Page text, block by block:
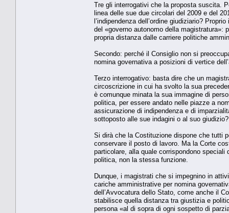
Tre gli interrogativi che la proposta suscita.
linea delle sue due circolari del 2009 e del
l’indipendenza dell’ordine giudiziario?
del «governo autonomo della magistratura»:
propria distanza dalle carriere politiche
Secondo: perché il Consiglio non si
nomina governativa a posizioni di vertice
Terzo interrogativo: basta dire che un
circoscrizione in cui ha svolto la sua
è comunque minata la sua immagine di
politica, per essere andato nelle piazze a
assicurazione di indipendenza e di
sottoposto alle sue indagini o al suo giudizio?
Si dirà che la Costituzione dispone che tutti
conservare il posto di lavoro. Ma la Corte
particolare, alla quale corrispondono
politica, non la stessa funzione.
Dunque, i magistrati che si impegnino in
cariche amministrative per nomina
dell’Avvocatura dello Stato, come anche il
stabilisce quella distanza tra giustizia e
persona «al di sopra di ogni sospetto di